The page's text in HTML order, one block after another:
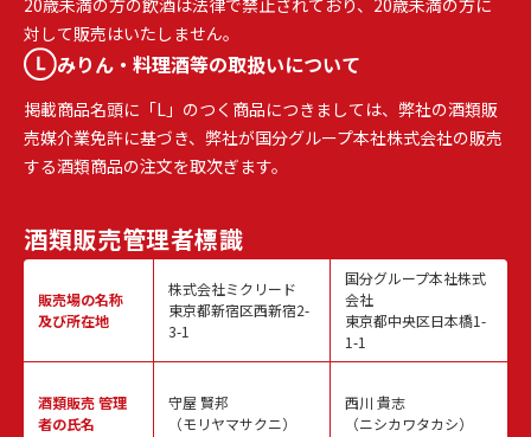
対して販売はいたしません。
みりん・料理酒等の取扱いについて
掲載商品名頭に「L」のつく商品につきましては、弊社の酒類販
売媒介業免許に基づき、弊社が国分グループ本社株式会社の販売
する酒類商品の注文を取次ぎます。
酒類販売管理者標識
販売場の名称
及び所在地
酒類販売管理
者の氏名
株式会社ミクリード
東京都新宿区西新宿2-
3-1
守屋 賢邦
（モリヤマサクニ）
国分グループ本社株式
会社
東京都中央区日本橋1-
1-1
西川 貴志
（ニシカワタカシ）